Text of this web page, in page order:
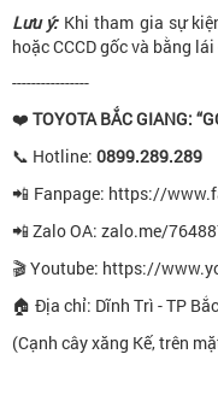
Lưu ý:Khi tham gia sự
hoặc CCCD gốc và bằng
----------------
❤ TOYOTA BẮC GIANG:
📞 Hotline: 0899.289.289
📲 Fanpage: https://
📲 Zalo OA: zalo.me/
🎬 Youtube: https://
🏠 Địa chỉ: Dĩnh Trì - TP
(Cạnh cây xăng Kế, trên